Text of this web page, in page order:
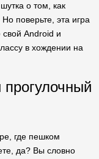
о том, как
поверьте, эта игра
Android и
в хождении на
где пешком
да? Вы словно